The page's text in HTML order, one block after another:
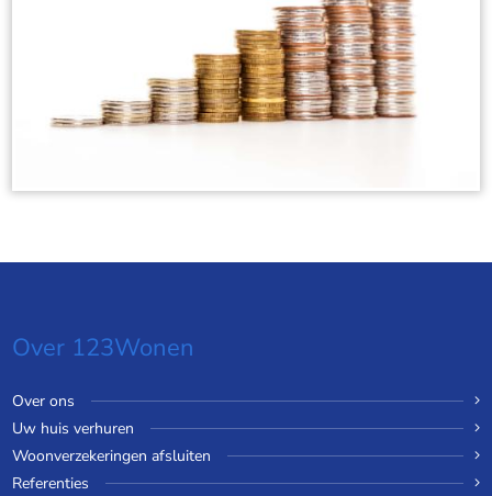
Over 123Wonen
Over ons
Uw huis verhuren
Woonverzekeringen afsluiten
Referenties